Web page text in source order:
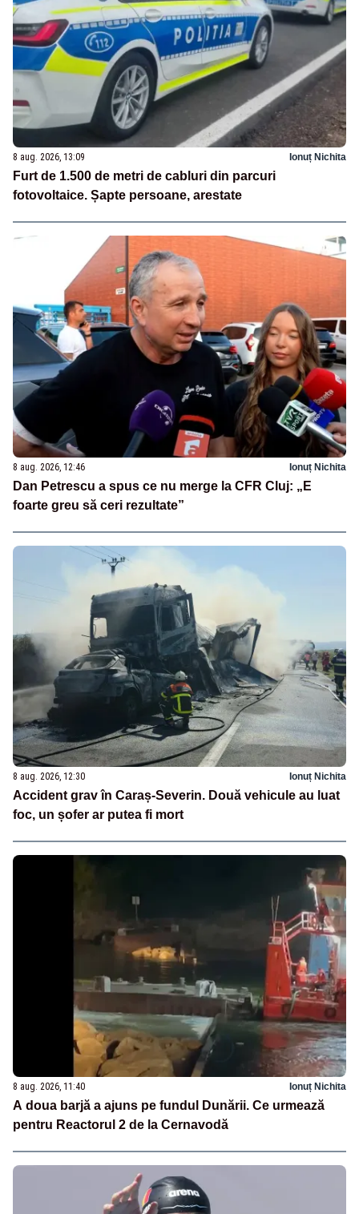
8 aug. 2026, 13:09 Ionuț Nichita
Furt de 1.500 de metri de cabluri din parcuri
fotovoltaice. Șapte persoane, arestate
8 aug. 2026, 12:46 Ionuț Nichita
Dan Petrescu a spus ce nu merge la CFR Cluj: „E
foarte greu să ceri rezultate”
8 aug. 2026, 12:30 Ionuț Nichita
Accident grav în Caraș-Severin. Două vehicule au luat
foc, un șofer ar putea fi mort
8 aug. 2026, 11:40 Ionuț Nichita
A doua barjă a ajuns pe fundul Dunării. Ce urmează
pentru Reactorul 2 de la Cernavodă